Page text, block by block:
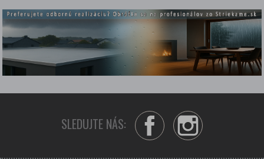
SLEDUJTE NÁS: FacebookInstagram